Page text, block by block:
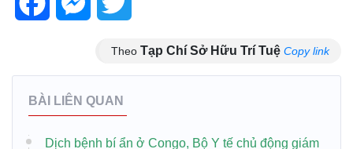
Theo Tạp Chí Sở Hữu Trí Tuệ Copy link
BÀI LIÊN QUAN
Dịch bệnh bí ẩn ở Congo, Bộ Y tế chủ động giám